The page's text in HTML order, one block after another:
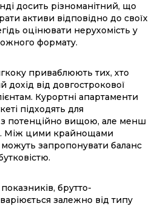
досить різноманітний, що
активи відповідно до своїх
оцінювати нерухомість у
формату.
приваблюють тих, хто
дохід від довгострокової
Курортні апартаменти
підходять для
з потенційно вищою, але менш
Між цими крайнощами
можуть запропонувати баланс
брутто-
залежно від типу